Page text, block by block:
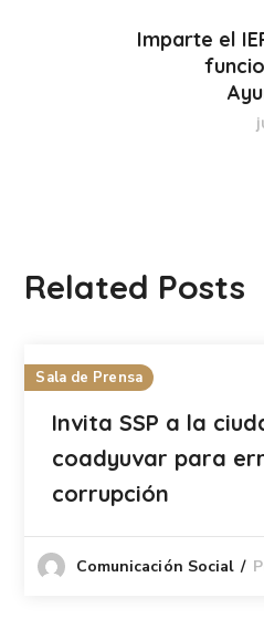
Imparte el
Related Posts
Sala de Prensa
Invita SSP a la
coadyuvar para
corrupción
Comunicación Social